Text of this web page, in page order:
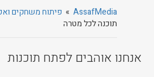
AssafMedia
» פיתוח משחקים
תוכנה לכל מטרה
אנחנו אוהבים לפתח תוכנות